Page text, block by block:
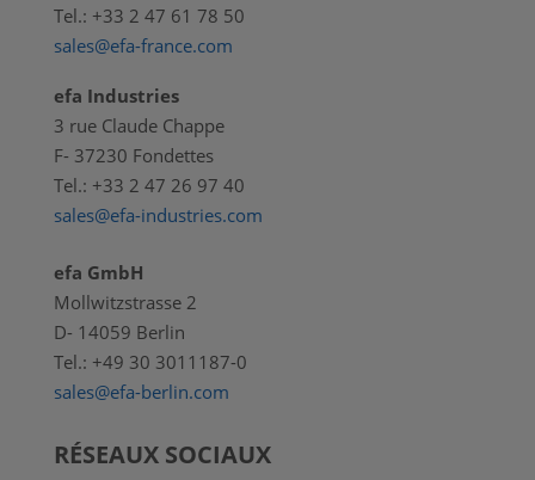
Tel.: +33 2 47 61 78 50
sales@efa-france.com
efa Industries
3 rue Claude Chappe
F- 37230 Fondettes
Tel.: +33 2 47 26 97 40
sales@efa-industries.com
efa GmbH
Mollwitzstrasse 2
D- 14059 Berlin
Tel.: +49 30 3011187-0
sales@efa-berlin.com
RÉSEAUX SOCIAUX